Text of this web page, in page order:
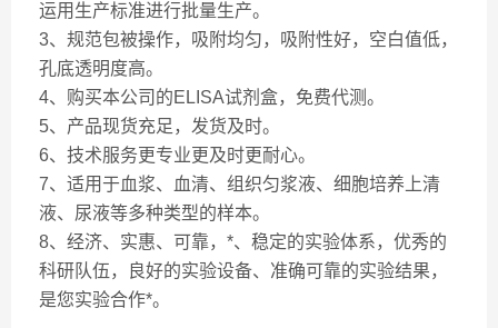
运用生产标准进行批量生产。
3、规范包被操作，吸附均匀，吸附性好，空白值低，
孔底透明度高。
4、购买本公司的ELISA试剂盒，免费代测。
5、产品现货充足，发货及时。
6、技术服务更专业更及时更耐心。
7、适用于血浆、血清、组织匀浆液、细胞培养上清
液、尿液等多种类型的样本。
8、经济、实惠、可靠，*、稳定的实验体系，优秀的
科研队伍，良好的实验设备、准确可靠的实验结果，
是您实验合作*。